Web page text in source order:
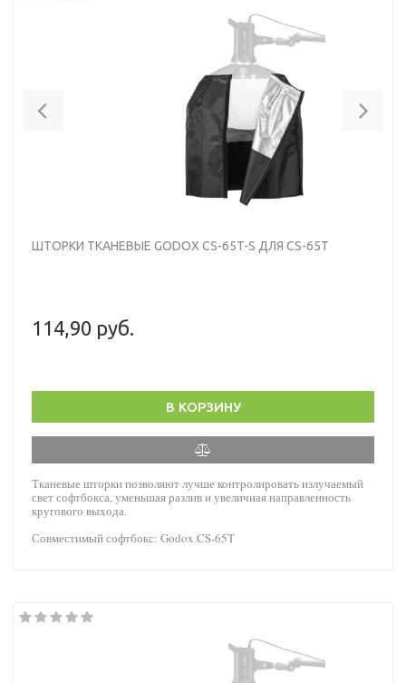
ШТОРКИ ТКАНЕВЫЕ GODOX CS-65T-S ДЛЯ CS-65T
114,90 руб.
В КОРЗИНУ
Тканевые шторки позволяют лучше контролировать излучаемый
свет софтбокса, уменьшая разлив и увеличиая направленность
кругового выхода.
Совместимый софтбокс: Godox CS-65T